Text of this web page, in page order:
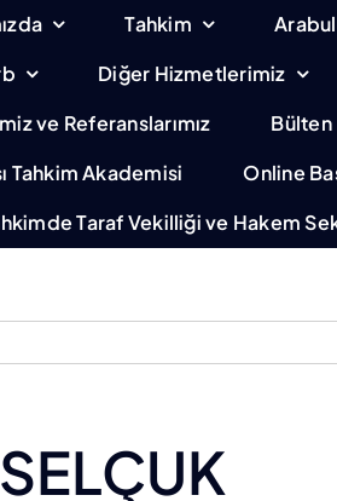
Tahkim
Diğer Hizmetlerimiz
ve Referanslarımız
Bülten
Tahkim Akademisi
Online
Taraf Vekilliği ve Hakem